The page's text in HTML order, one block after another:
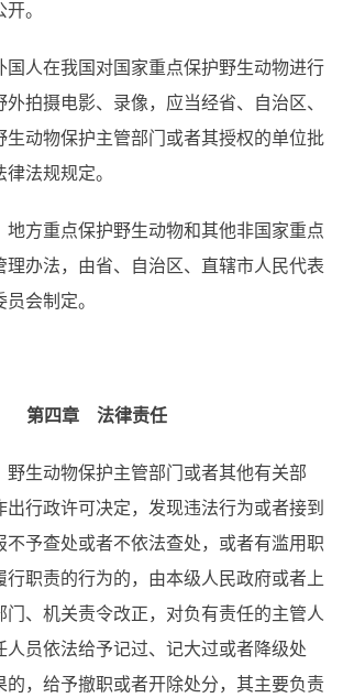
。
人在我国对国家重点保护野生动物进行
拍摄电影、录像，应当经省、自治区、
生动物保护主管部门或者其授权的单位批
法规规定。
地方重点保护野生动物和其他非国家重点
理办法，由省、自治区、直辖市人民代表
会制定。
第四章 法律责任
野生动物保护主管部门或者其他有关部
出行政许可决定，发现违法行为或者接到
不予查处或者不依法查处，或者有滥用职
行职责的行为的，由本级人民政府或者上
门、机关责令改正，对负有责任的主管人
人员依法给予记过、记大过或者降级处
的，给予撤职或者开除处分，其主要负责